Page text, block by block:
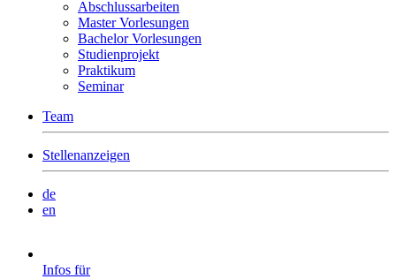
Abschlussarbeiten
Master Vorlesungen
Bachelor Vorlesungen
Studienprojekt
Praktikum
Seminar
Team
Stellenanzeigen
de
en
Infos für